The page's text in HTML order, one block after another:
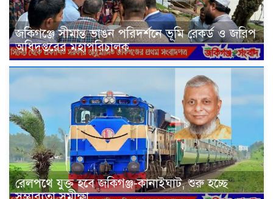
জকিগঞ্জে সীমান্ত ভাঙন পরিদর্শনে ভূমি রেকর্ড ও জরিপ
অধিদপ্তরের মহাপরিচালক
রেলপথে যুক্ত হবে জকিগঞ্জ-কানাইঘাট, শুরু হচ্ছে